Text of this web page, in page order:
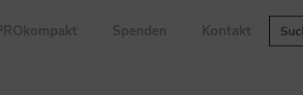
Spenden Kontakt